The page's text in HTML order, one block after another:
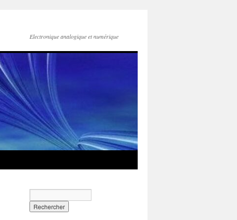
Electronique analogique et numérique